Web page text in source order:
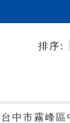
排序:
中市霧峰區